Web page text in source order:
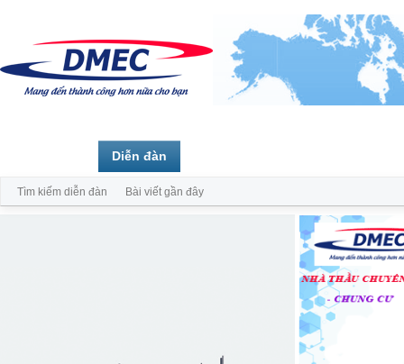
Diễn đàn
Tìm kiếm diễn đàn Bài viết gần đây